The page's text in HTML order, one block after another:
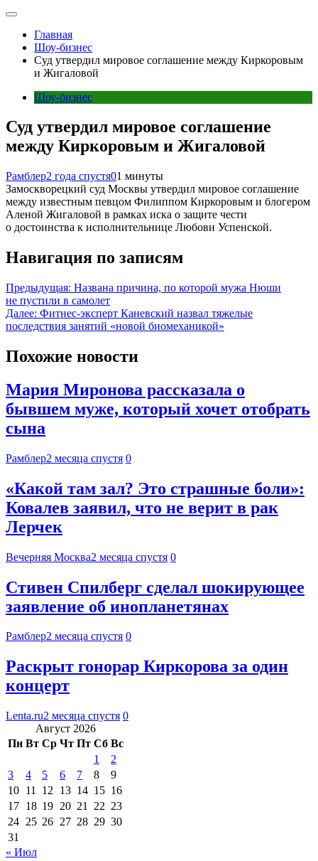
Главная
Шоу-бизнес
Суд утвердил мировое соглашение между Киркоровым
и Жигаловой
Шоу-бизнес
Суд утвердил мировое соглашение
между Киркоровым и Жигаловой
Рамблер2 года спустя01 минуты
Замоскворецкий суд Москвы утвердил мировое соглашение
между известным певцом Филиппом Киркоровым и блогером
Аленой Жигаловой в рамках иска о защите чести
о достоинства к исполнительнице Любови Успенской.
Навигация по записям
Предыдущая: Названа причина, по которой мужа Нюши
не пустили в самолет
Далее: Фитнес-эксперт Каневский назвал тяжелые
последствия занятий «новой биомеханикой»
Похожие новости
Мария Миронова рассказала о
бывшем муже, который хочет отобрать
сына
Рамблер2 месяца спустя 0
«Какой там зал? Это страшные боли»:
Ковалев заявил, что не верит в рак
Лерчек
Вечерняя Москва2 месяца спустя 0
Стивен Спилберг сделал шокирующее
заявление об инопланетянах
Рамблер2 месяца спустя 0
Раскрыт гонорар Киркорова за один
концерт
Lenta.ru2 месяца спустя 0
Август 2026
Пн Вт Ср Чт Пт Сб Вс
1
2
3
4 5 6 7 8
9
10 11 12 13 14 15 16
17 18 19 20 21 22 23
24 25 26 27 28 29 30
31
« Июл